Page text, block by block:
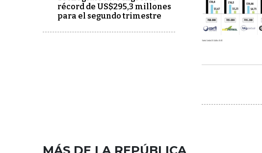
récord de US$295,3 millones
para el segundo trimestre